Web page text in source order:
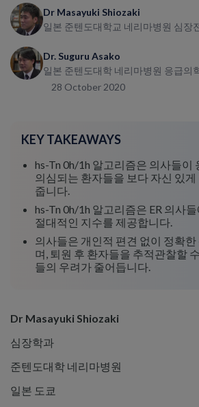
Dr Masayuki Shiozaki
일본 준텐도대학교 네리마병원 심장
Dr. Suguru Asako
일본 준텐도대학 네리마병원 응급의
28 October 2020
KEY TAKEAWAYS
hs-Tn 0h/1h 알고리즘은 의사들
의심되는 환자들을 보다 자신 있게
줍니다.
hs-Tn 0h/1h 알고리즘은 ER 의사
절대적인 지수를 제공합니다.
의사들은 개인적 편견 없이 정확한
며, 퇴원 후 환자들을 추적관찰할
들의 우려가 줄어듭니다.
Dr Masayuki Shiozaki
심장학과
준텐도대학 네리마병원
일본 도쿄